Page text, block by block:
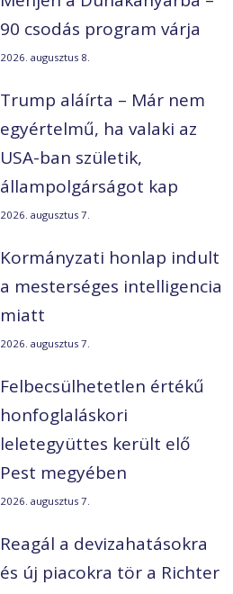
90 csodás program várja
2026. augusztus 8.
Trump aláírta – Már nem
egyértelmű, ha valaki az
USA-ban születik,
állampolgárságot kap
2026. augusztus 7.
Kormányzati honlap indult
a mesterséges intelligencia
miatt
2026. augusztus 7.
Felbecsülhetetlen értékű
honfoglaláskori
leletegyüttes került elő
Pest megyében
2026. augusztus 7.
Reagál a devizahatásokra
és új piacokra tör a Richter